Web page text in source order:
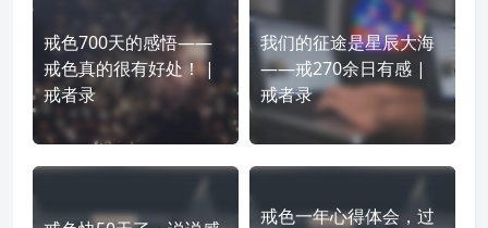
戒色700天的感悟——
戒色真的很有好处！ |
戒者录
我们的征途是星辰大海
——戒270余日有感 |
戒者录
戒色一年心得体会，过